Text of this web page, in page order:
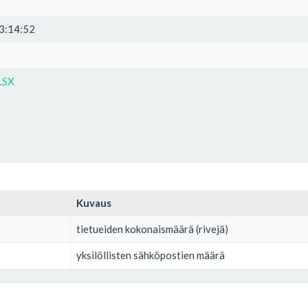
Kuvaus
tietueiden kokonaismäärä (rivejä)
yksilöllisten sähköpostien määrä